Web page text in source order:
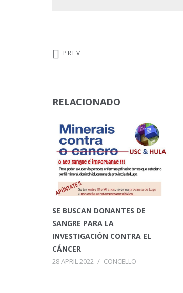
PREV
RELACIONADO
SE BUSCAN DONANTES DE
SANGRE PARA LA
INVESTIGACIÓN CONTRA EL
CÁNCER
28 APRIL 2022 / CONCELLO